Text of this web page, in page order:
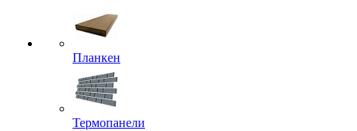
Планкен
Термопанели